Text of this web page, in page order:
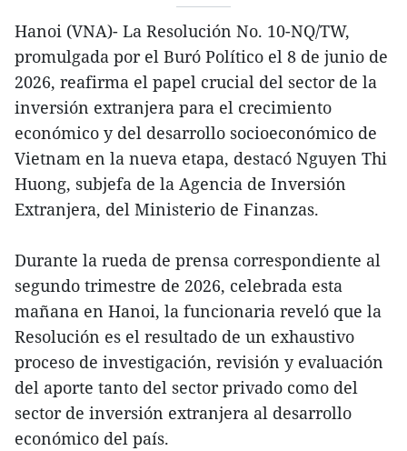
Hanoi (VNA)- La Resolución No. 10-NQ/TW,
promulgada por el Buró Político el 8 de junio de
2026, reafirma el papel crucial del sector de la
inversión extranjera para el crecimiento
económico y del desarrollo socioeconómico de
Vietnam en la nueva etapa, destacó Nguyen Thi
Huong, subjefa de la Agencia de Inversión
Extranjera, del Ministerio de Finanzas.
Durante la rueda de prensa correspondiente al
segundo trimestre de 2026, celebrada esta
mañana en Hanoi, la funcionaria reveló que la
Resolución es el resultado de un exhaustivo
proceso de investigación, revisión y evaluación
del aporte tanto del sector privado como del
sector de inversión extranjera al desarrollo
económico del país.